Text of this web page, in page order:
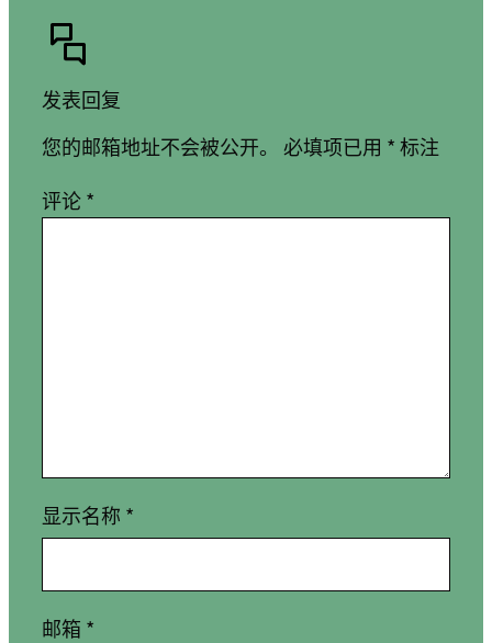
发表回复
您的邮箱地址不会被公开。 必填项已用 *标注
评论*
显示名称 *
邮箱 *